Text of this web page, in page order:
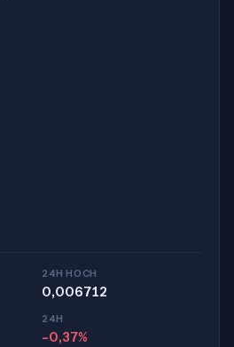
24H HOCH
0,006712
24H
-0,37%